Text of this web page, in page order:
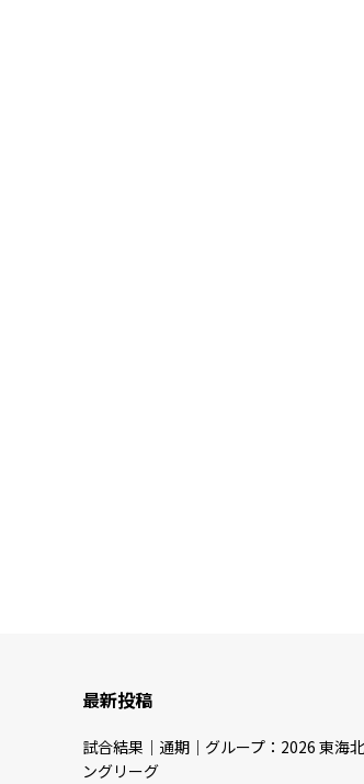
最新投稿
試合結果｜通期｜グループ：2026 東海
ングリーグ